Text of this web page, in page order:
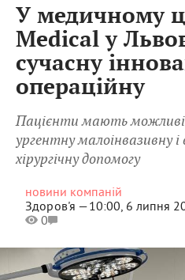
У медичному
Medical у
сучасну
операційну
Пацієнти мають
ургентну малоінвазивну і
хірургічну допомогу
новини компаній
Здоров'я —10:00, 6 липня
0